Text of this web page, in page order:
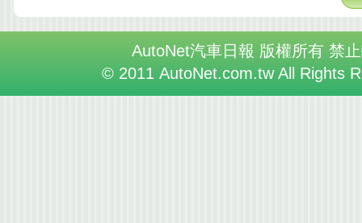
AutoNet汽車日報 版權所有 禁
© 2011 AutoNet.com.tw All Rights